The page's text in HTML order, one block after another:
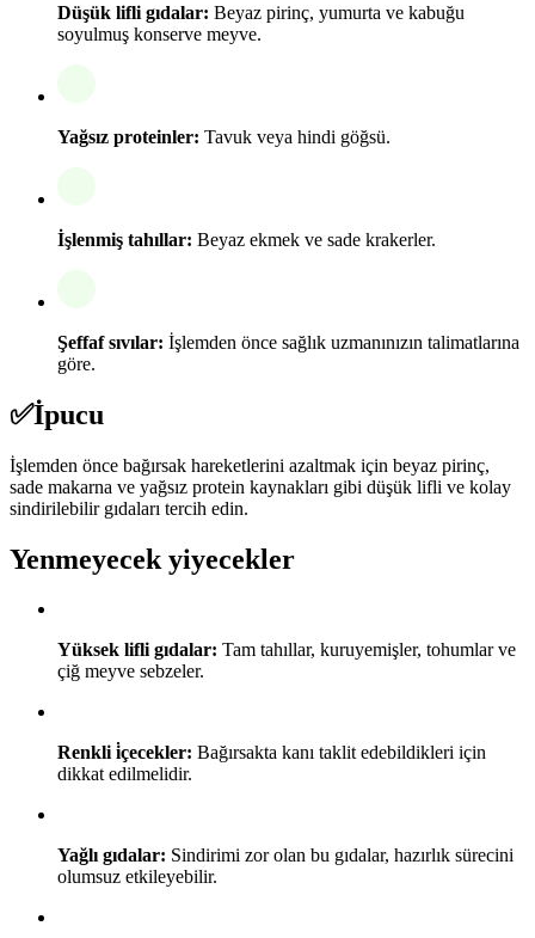
Düşük lifli gıdalar: Beyaz pirinç, yumurta ve kabuğu
soyulmuş konserve meyve.
Yağsız proteinler: Tavuk veya hindi göğsü.
İşlenmiş tahıllar: Beyaz ekmek ve sade krakerler.
Şeffaf sıvılar: İşlemden önce sağlık uzmanınızın talimatlarına
göre.
✅İpucu
İşlemden önce bağırsak hareketlerini azaltmak için beyaz pirinç,
sade makarna ve yağsız protein kaynakları gibi düşük lifli ve kolay
sindirilebilir gıdaları tercih edin.
Yenmeyecek yiyecekler
Yüksek lifli gıdalar: Tam tahıllar, kuruyemişler, tohumlar ve
çiğ meyve sebzeler.
Renkli i̇çecekler: Bağırsakta kanı taklit edebildikleri için
dikkat edilmelidir.
Yağlı gıdalar: Sindirimi zor olan bu gıdalar, hazırlık sürecini
olumsuz etkileyebilir.